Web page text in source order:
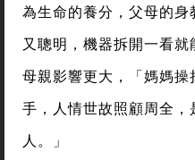
為生命的養分，父母的
又聰明，機器拆開一看
母親影響更大，「媽媽
手，人情世故照顧周全
人。」